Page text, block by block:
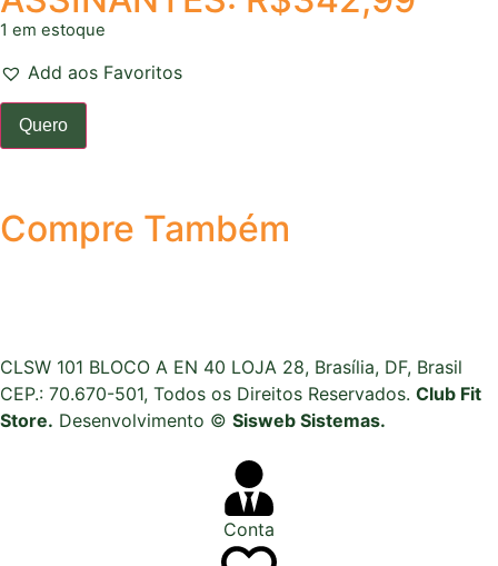
1 em estoque
Add aos Favoritos
Quero
Compre Também
CLSW 101 BLOCO A EN 40 LOJA 28, Brasília, DF, Brasil
CEP.: 70.670-501, Todos os Direitos Reservados. Club Fit
Store. Desenvolvimento © Sisweb Sistemas.
Conta